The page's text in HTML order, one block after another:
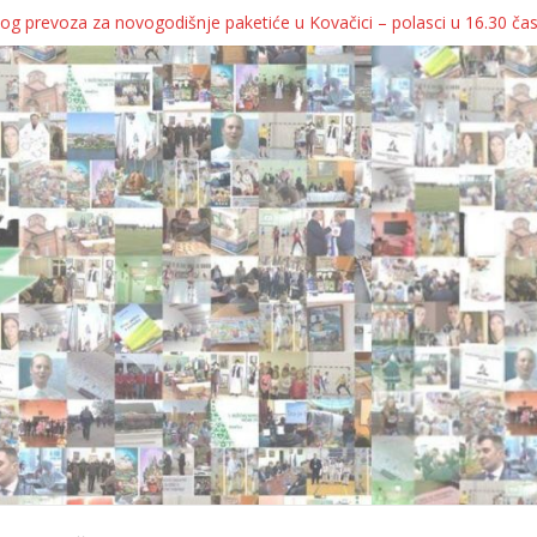
prevoza za novogodišnje paketiće u Kovačici – polasci u 16.30
KOLICA ZA 76 BEBA SA TERITORIJE OPŠTINE KOVAČICA
oborila rekord zatvorenih firmi!
telo
pa kukaju o „egzilu“